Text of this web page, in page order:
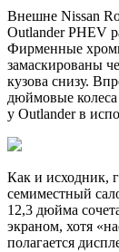
Внешне Nissan
Outlander PHEV
Фирменные
замаскированы
кузова снизу.
дюймовые колеса
у Outlander в
Как и исходник,
семиместный
12,3 дюйма
экраном, хотя
полагается